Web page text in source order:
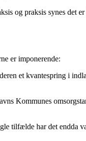
og praksis synes det
er imponerende:
et kvantespring i
Kommunes
tilfælde har det endda